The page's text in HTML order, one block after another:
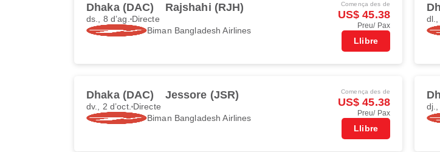
Dhaka (DAC) Rajshahi (RJH)
ds., 8 d’ag. Directe
Biman Bangladesh Airlines
Comença des de
US$ 45.38
Preu/ Pax
Llibre
Dhaka (DAC) Jessore (JSR)
dv., 2 d’oct. Directe
Biman Bangladesh Airlines
Comença des de
US$ 45.38
Preu/ Pax
Llibre
dj.,